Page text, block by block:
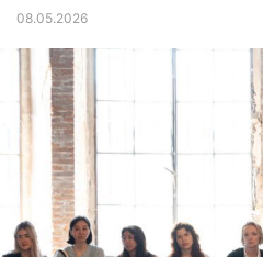
08.05.2026